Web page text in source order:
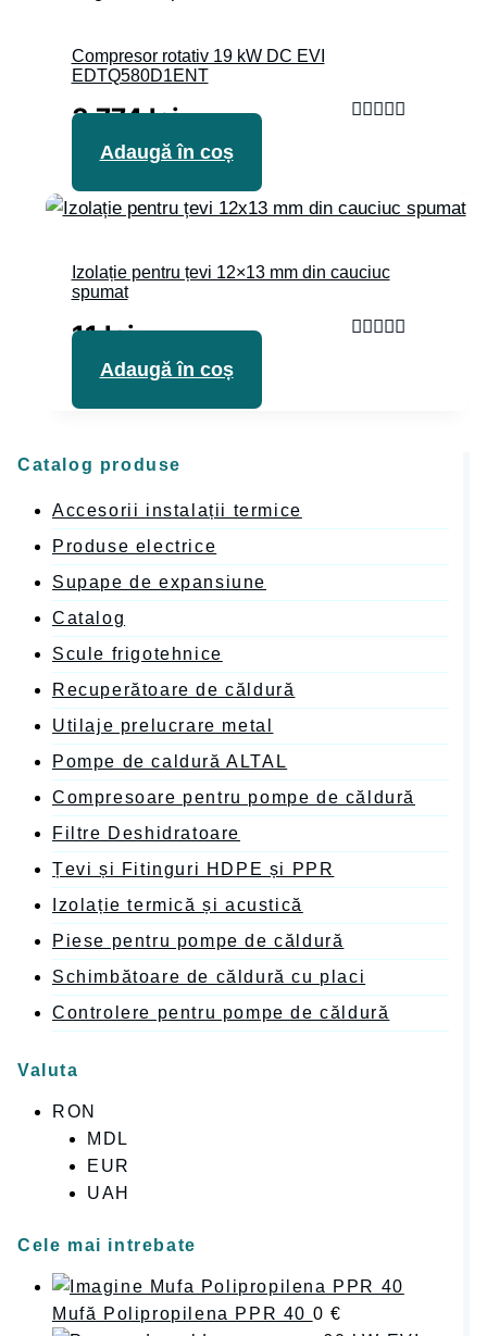
Compresor rotativ 19 kW DC EVI
EDTQ580D1ENT
3 774lei
Adaugă în coș
Izolație pentru țevi 12×13 mm din cauciuc
spumat
11lei
Adaugă în coș
Catalog produse
Accesorii instalații termice
Produse electrice
Supape de expansiune
Catalog
Scule frigotehnice
Recuperătoare de căldură
Utilaje prelucrare metal
Pompe de caldură ALTAL
Compresoare pentru pompe de căldură
Filtre Deshidratoare
Țevi și Fitinguri HDPE și PPR
Izolație termică și acustică
Piese pentru pompe de căldură
Schimbătoare de căldură cu placi
Controlere pentru pompe de căldură
Valuta
RON
MDL
EUR
UAH
Cele mai intrebate
Mufă Polipropilena PPR 40 0 €